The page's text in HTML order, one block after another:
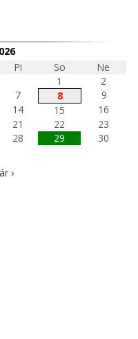
Pi So
Ne
1
2
7 8
9
14 15
16
21 22
23
28 29
30
›